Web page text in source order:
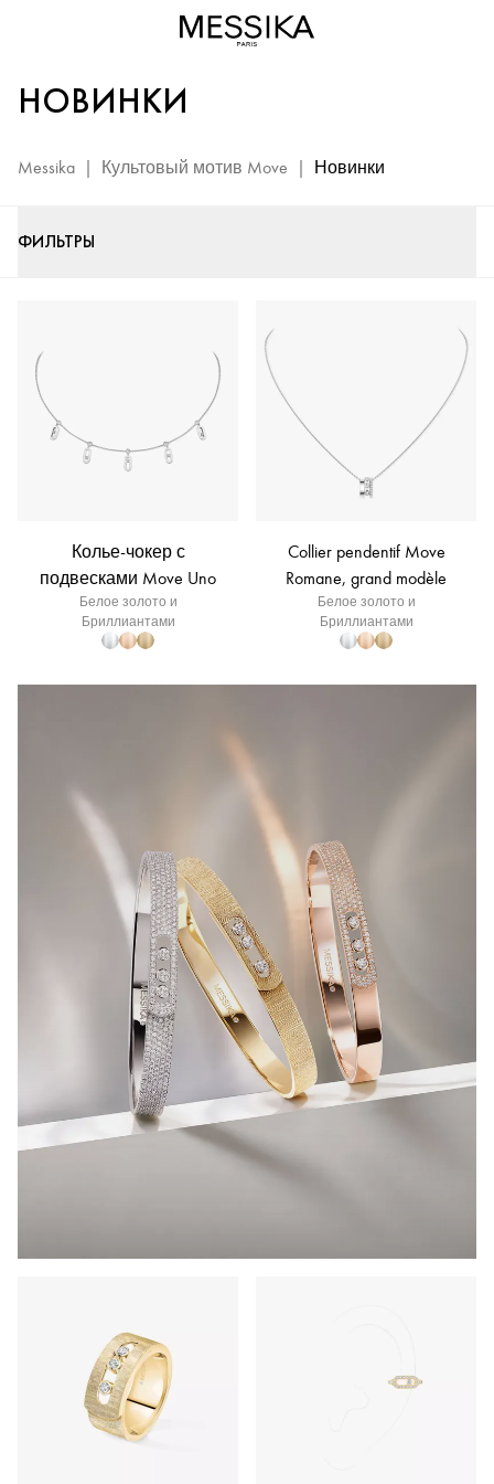
Украшения
Messika
НОВИНКИ
Messika | Культовый мотив Move | Новинки
ФИЛЬТРЫ
Колье-чокер с
подвесками Move Uno
Белое золото и
Бриллиантами
Collier pendentif Move
Romane, grand modèle
Белое золото и
Бриллиантами